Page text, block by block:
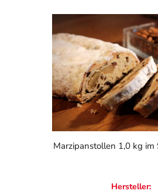
Marzipanstollen 1,0 kg im
Hersteller: